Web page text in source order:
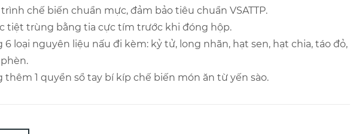
chế biến chuẩn mực, đảm bảo tiêu chuẩn VSATTP.
tiệt trùng bằng tia cực tím trước khi đóng hộp.
6 loại nguyên liệu nấu đi kèm: kỷ tử, long nhãn, hạt sen, hạt chia, táo đỏ,
thêm 1 quyển sổ tay bí kíp chế biến món ăn từ yến sào.